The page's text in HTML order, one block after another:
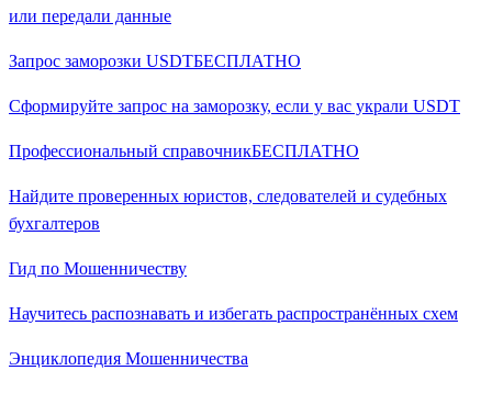
или передали данные
Запрос заморозки USDTБЕСПЛАТНО
Сформируйте запрос на заморозку, если у вас украли USDT
Профессиональный справочникБЕСПЛАТНО
Найдите проверенных юристов, следователей и судебных
бухгалтеров
Гид по Мошенничеству
Научитесь распознавать и избегать распространённых схем
Энциклопедия Мошенничества